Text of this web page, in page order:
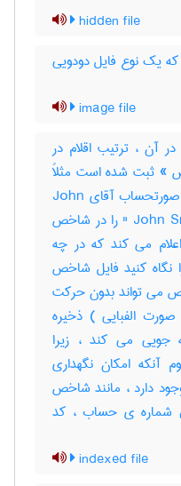
hidden file
یک نوع فایل دودویی
image file
آن ، ترتیب اقلام در
» ثبت شده است مثلاً
اگر کامپیوتر به دنبال رکوردهای صورتحساب آقای John
Smith است ، ابتدا باید " John Smith " را در شاخص
می کند که در چه
کنید فایل شاخص
می تواند بدون حرکت
الفبایی ) ذخیره
می کند ، زیرا
امکان نگهداری
دارد ، مانند شاخص
شماره ی حساب ، کد
indexed file